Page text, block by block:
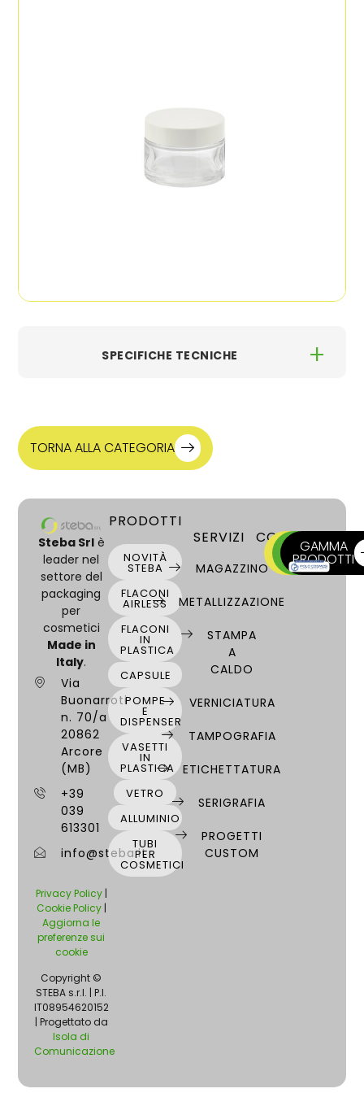
SPECIFICHE TECNICHE
Vaso Milano 50
Materiale
VETRO
Sezione
Circolare
Altezza
41 mm
Larghezza
60 mm
Colore
Trasparente
Informazioni aggiuntive
Colorato, Satinato
Decorazioni
Serigrafia, Stampa a caldo, Verniciatura
TORNA ALLA CATEGORIA
Steba Srlè
leader nel
settore del
packaging
per
cosmetici
Made in
Italy.
Via
Buonarroti
n. 70/a
20862
Arcore
(MB)
+39
039
613301
info@steba.it
Privacy Policy|
Cookie Policy|
Aggiorna le
preferenze sui
cookie
Copyright ©
STEBA s.r.l. | P.I.
IT08954620152
| Progettato da
Isola di
Comunicazione
PRODOTTI
NOVITÀ
STEBA
FLACONI
AIRLESS
FLACONI
IN
PLASTICA
CAPSULE
POMPE
E
DISPENSER
VASETTI
IN
PLASTICA
VETRO
ALLUMINIO
TUBI
PER
COSMETICI
SERVIZI
MAGAZZINO
METALLIZZAZIONE
STAMPA
A
CALDO
VERNICIATURA
TAMPOGRAFIA
ETICHETTATURA
SERIGRAFIA
PROGETTI
CUSTOM
CONTATTI
SCRIVICI
ORA
CHIAMA
ORA
GAMMA
PRODOTTI